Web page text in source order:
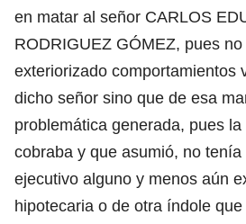
en matar al señor CARLOS
RODRIGUEZ GÓMEZ, pues
exteriorizado comportamientos
dicho señor sino que de esa
problemática generada, pues
cobraba y que asumió, no
ejecutivo alguno y menos aún
hipotecaria o de otra índole